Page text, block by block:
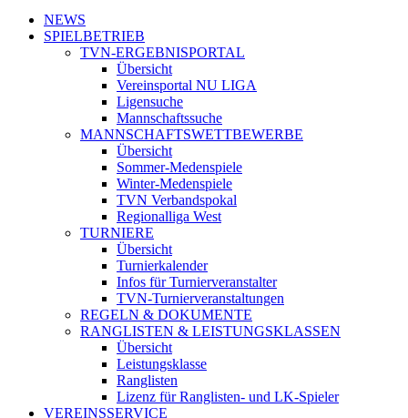
NEWS
SPIELBETRIEB
TVN-ERGEBNISPORTAL
Übersicht
Vereinsportal NU LIGA
Ligensuche
Mannschaftssuche
MANNSCHAFTSWETTBEWERBE
Übersicht
Sommer-Medenspiele
Winter-Medenspiele
TVN Verbandspokal
Regionalliga West
TURNIERE
Übersicht
Turnierkalender
Infos für Turnierveranstalter
TVN-Turnierveranstaltungen
REGELN & DOKUMENTE
RANGLISTEN & LEISTUNGSKLASSEN
Übersicht
Leistungsklasse
Ranglisten
Lizenz für Ranglisten- und LK-Spieler
VEREINSSERVICE